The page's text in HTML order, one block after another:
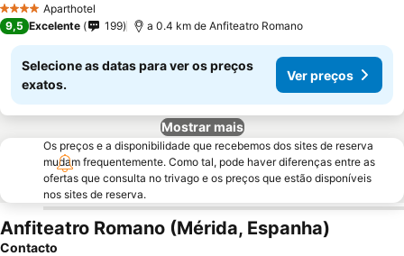
4 EstrelasAparthotel
9,5 Excelente 199 a 0.4 km de Anfiteatro Romano
Selecione as datas para ver os preços
exatos.
Ver preços
Mostrar mais
Os preços e a disponibilidade que recebemos dos sites de reserva
mudam frequentemente. Como tal, pode haver diferenças entre as
ofertas que consulta no trivago e os preços que estão disponíveis
nos sites de reserva.
Anfiteatro Romano (Mérida, Espanha)
Contacto